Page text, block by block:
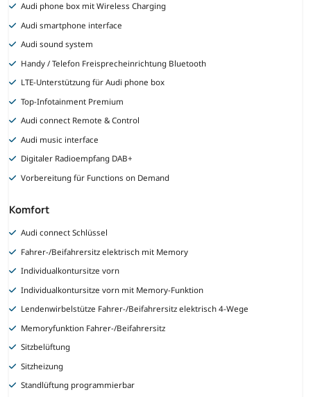
Audi phone box mit Wireless Charging
Audi smartphone interface
Audi sound system
Handy / Telefon Freisprecheinrichtung Bluetooth
LTE-Unterstützung für Audi phone box
Top-Infotainment Premium
Audi connect Remote & Control
Audi music interface
Digitaler Radioempfang DAB+
Vorbereitung für Functions on Demand
Komfort
Audi connect Schlüssel
Fahrer-/Beifahrersitz elektrisch mit Memory
Individualkontursitze vorn
Individualkontursitze vorn mit Memory-Funktion
Lendenwirbelstütze Fahrer-/Beifahrersitz elektrisch 4-Wege
Memoryfunktion Fahrer-/Beifahrersitz
Sitzbelüftung
Sitzheizung
Standlüftung programmierbar